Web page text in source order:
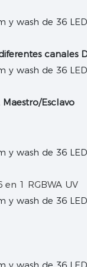
canales
Esclavo
en 1 RGBWA UV